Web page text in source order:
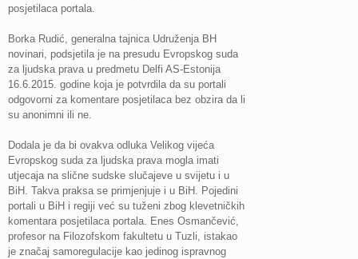
posjetilaca portala.
Borka Rudić, generalna tajnica Udruženja BH
novinari, podsjetila je na presudu Evropskog suda
za ljudska prava u predmetu Delfi AS-Estonija
16.6.2015. godine koja je potvrdila da su portali
odgovorni za komentare posjetilaca bez obzira da li
su anonimni ili ne.
Dodala je da bi ovakva odluka Velikog vijeća
Evropskog suda za ljudska prava mogla imati
utjecaja na slične sudske slučajeve u svijetu i u
BiH. Takva praksa se primjenjuje i u BiH. Pojedini
portali u BiH i regiji već su tuženi zbog klevetničkih
komentara posjetilaca portala. Enes Osmančević,
profesor na Filozofskom fakultetu u Tuzli, istakao
je značaj samoregulacije kao jedinog ispravnog